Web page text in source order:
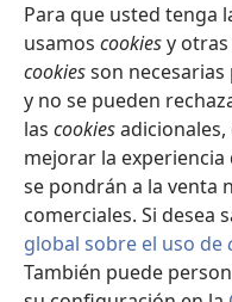
Para que usted tenga
usamos cookiesy
cookiesson
y no se pueden
las cookies
mejorar la
se pondrán a la venta
comerciales. Si desea
global sobre el uso de
También puede
Donacionanaka
(opens
window)INTERNETANKIR
(opens
new
window)JW Hub ®
(opens
new
window)
Copyright© 2026 Watch
CONDICIONES DE